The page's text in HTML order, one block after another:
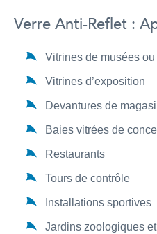
Verre Anti-Reflet :
Vitrines de musées
Vitrines d’exposition
Devantures de
Baies vitrées de
Restaurants
Tours de contrôle
Installations sportives
Jardins zoologiques